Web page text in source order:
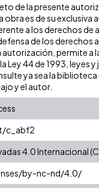
de la presente
es de su exclusiva
a los derechos de
de los
permite a
Ley 44 de 1993,
ya sea la
y el autor.
c_abf2
4.0 Internacional
by-nc-nd/4.0/